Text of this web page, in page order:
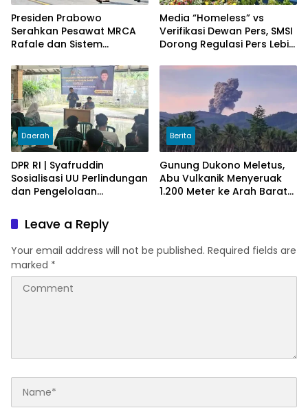
Presiden Prabowo
Serahkan Pesawat MRCA
Rafale dan Sistem
Perkuat Pertahanan Udara
Nasional
Media “Homeless” vs
Verifikasi Dewan Pers, SMSI
Dorong Regulasi Pers Lebih
Daerah
DPR RI | Syafruddin
Sosialisasi UU Perlindungan
dan Pengelolaan
Berita
Gunung Dukono Meletus,
Abu Vulkanik Menyeruak
1.200 Meter ke Arah Barat
Leave a Reply
Your email address will not be published. Required fields are
marked *